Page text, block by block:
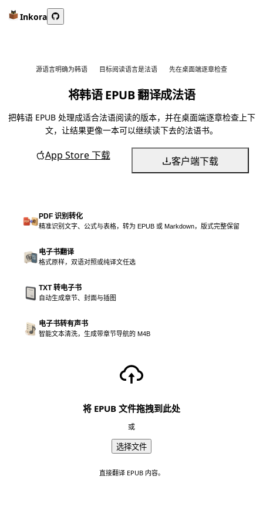
Inkora
源语言明确为韩语 目标阅读语言是法语 先在桌面端逐章检查
将韩语 EPUB 翻译成法语
把韩语 EPUB 处理成适合法语阅读的版本，并在桌面端逐章检查上下
文，让结果更像一本可以继续读下去的法语书。
App Store 下载 客户端下载
PDF 识别转化
精准识别文字、公式与表格，转为 EPUB 或 Markdown，版式完整保留
电子书翻译
格式原样，双语对照或纯译文任选
TXT 转电子书
自动生成章节、封面与插图
电子书转有声书
智能文本清洗，生成带章节导航的 M4B
将 EPUB 文件拖拽到此处
或
选择文件
直接翻译 EPUB 内容。